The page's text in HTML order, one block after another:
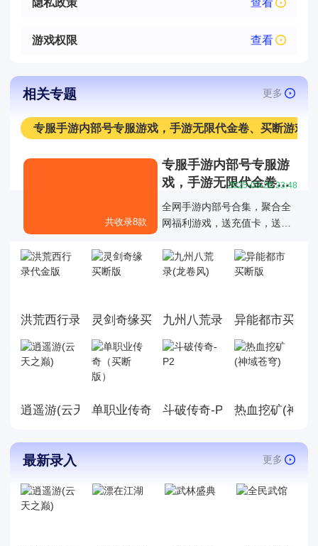
隐私政策 查看
游戏权限 查看
相关专题 更多
专服手游内部号专服游戏，手游无限代金卷、买断游戏
共收录8款
专服手游内部号专服游
戏，手游无限代金卷、
买断游戏
2025-03-20 23:48
全网手游内部号合集，聚合全
网福利游戏，送充值卡，送代
接送等专服游戏大全，为玩家
提供仙侠传奇回合二次元等多
洪荒西行录代金版灵剑奇缘买断版九州八荒录(龙卷风)异能都市买断版
逍遥游(云天之巅)单职业传奇（买断版）
斗破传奇-P2 热血挖矿(神域
最新录入 更多